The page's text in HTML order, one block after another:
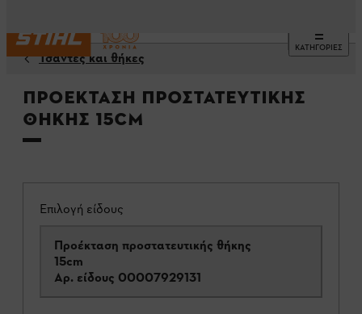
ΚΑΤΗΓΟΡΙΕΣ
Τσάντες και θήκες
Προέκταση προστατευτικής
θήκης 15cm
Επιλογή είδους
Προέκταση προστατευτικής θήκης
15cm
Αρ. είδους 00007929131